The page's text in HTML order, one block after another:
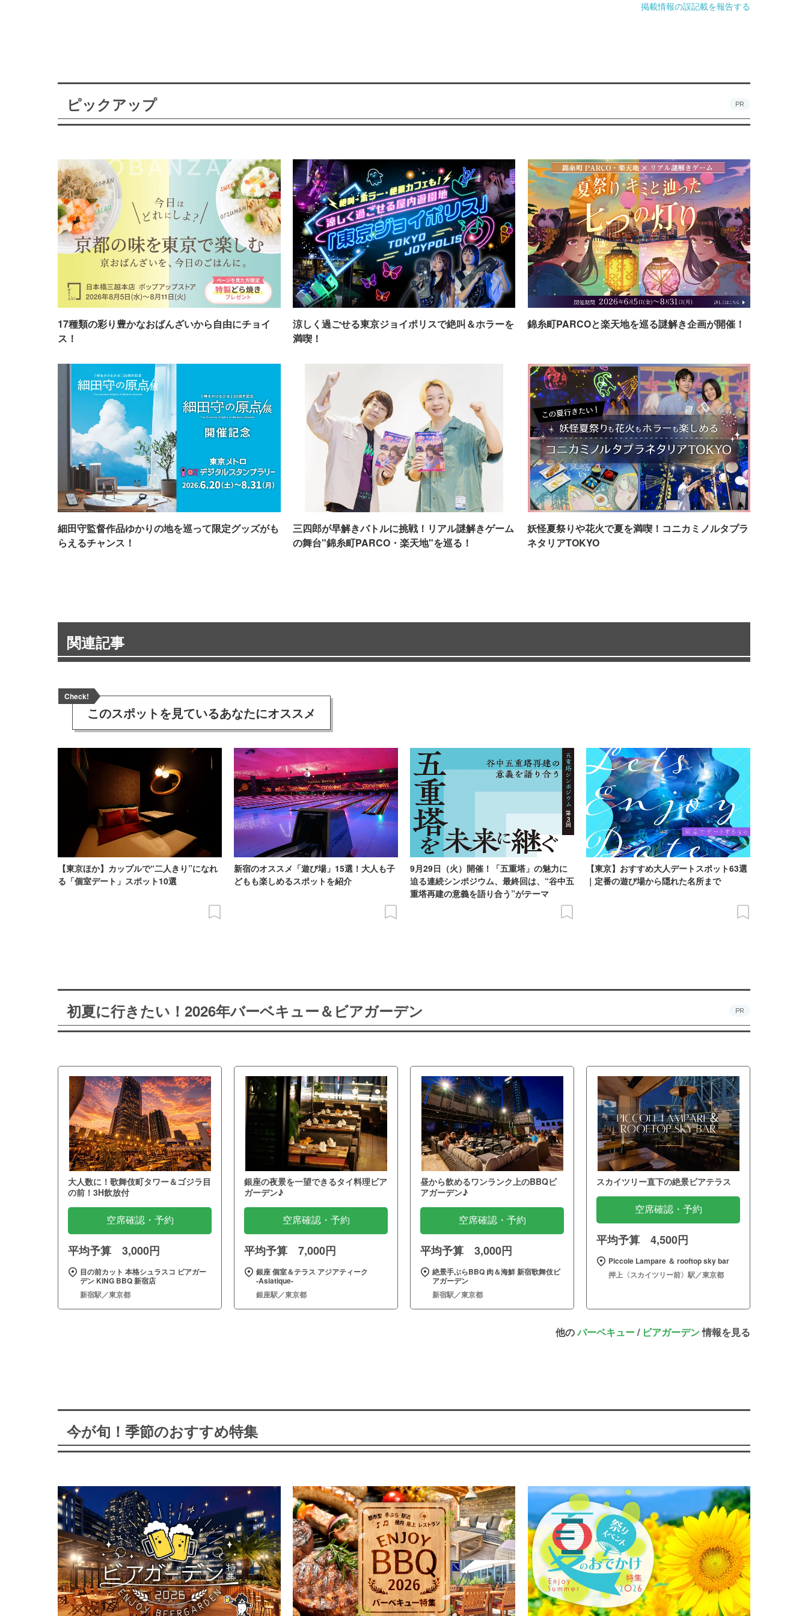
掲載情報の誤記載を報告する
ピックアップ PR
17種類の彩り豊かなおばんざいから自由にチョイ
ス！
涼しく過ごせる東京ジョイポリスで絶叫＆ホラーを
満喫！
錦糸町PARCOと楽天地を巡る謎解き企画が開催！
細田守監督作品ゆかりの地を巡って限定グッズがも
らえるチャンス！
三四郎が早解きバトルに挑戦！リアル謎解きゲーム
の舞台"錦糸町PARCO・楽天地"を巡る！
妖怪夏祭りや花火で夏を満喫！コニカミノルタプラ
ネタリアTOKYO
関連記事
Check!
このスポットを見ているあなたにオススメ
【東京ほか】カップルで“二人きり”になれ
る「個室デート」スポット10選
新宿のオススメ「遊び場」15選！大人も子
どもも楽しめるスポットを紹介
9月29日（火）開催！「五重塔」の魅力に
迫る連続シンポジウム、最終回は、“谷中五
重塔再建の意義を語り合う”がテーマ
【東京】おすすめ大人デートスポット63選
｜定番の遊び場から隠れた名所まで
初夏に行きたい！2026年バーベキュー＆ビアガーデン PR
大人数に！歌舞伎町タワー＆ゴジラ目
の前！3H飲放付
空席確認・予約
平均予算 3,000円
目の前カット 本格シュラスコ ビアガー
デン KING BBQ 新宿店
新宿駅／東京都
銀座の夜景を一望できるタイ料理ビア
ガーデン♪
空席確認・予約
平均予算 7,000円
銀座 個室＆テラス アジアティーク
‐Asiatique‐
銀座駅／東京都
昼から飲めるワンランク上のBBQビ
アガーデン♪
空席確認・予約
平均予算 3,000円
絶景手ぶらBBQ 肉＆海鮮 新宿歌舞伎ビ
アガーデン
新宿駅／東京都
スカイツリー直下の絶景ビアテラス
空席確認・予約
平均予算 4,500円
Piccole Lampare ＆ rooftop sky bar
押上〈スカイツリー前〉駅／東京都
他のバーベキュー/ ビアガーデン情報を見る
今が旬！季節のおすすめ特集